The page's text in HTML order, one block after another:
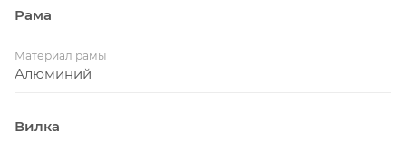
Рама
Материал рамы
Алюминий
Вилка